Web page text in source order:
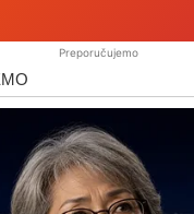
Preporučujemo